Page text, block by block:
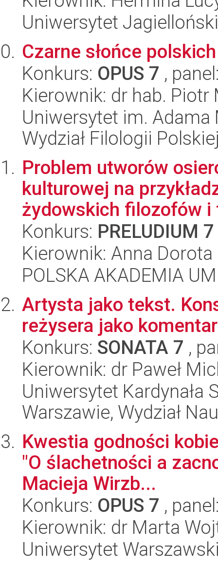
Uniwersytet
Czarne słońce
Konkurs: OPUS 7 ,
Kierownik: dr hab. Piotr
Uniwersytet im.
Wydział Filologii
Problem utworów
kulturowej na
żydowskich filozofów i
Konkurs: PRELUDIUM 7
Kierownik: Anna
POLSKA AKADEMIA
Artysta jako tekst.
reżysera jako
Konkurs: SONATA 7 ,
Kierownik: dr Paweł
Uniwersytet Kardynała
Warszawie, Wydział
Kwestia godności
"O ślachetności a
Macieja Wirzb...
Konkurs: OPUS 7 ,
Kierownik: dr Marta
Uniwersytet